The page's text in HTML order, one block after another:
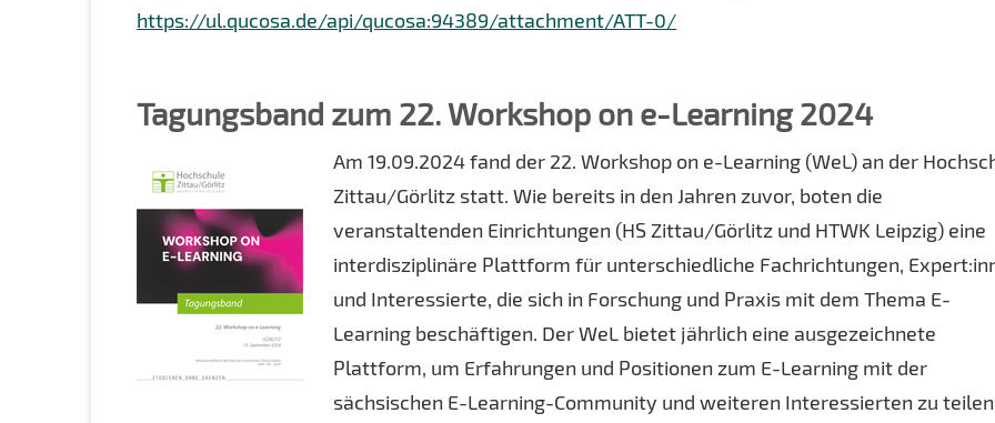
https://ul.qucosa.de/api/qucosa:94389/attachment/ATT-0/
Tagungsband zum 22. Workshop on e-Learning 2024
Am 19.09.2024 fand der 22. Workshop on e-Learning (WeL) an der
Zittau/Görlitz statt. Wie bereits in den Jahren zuvor, boten die
veranstaltenden Einrichtungen (HS Zittau/Görlitz und HTWK Leipzig) eine
interdisziplinäre Plattform für unterschiedliche Fachrichtungen,
und Interessierte, die sich in Forschung und Praxis mit dem Thema E-
Learning beschäftigen. Der WeL bietet jährlich eine ausgezeichnete
Plattform, um Erfahrungen und Positionen zum E-Learning mit der
sächsischen E-Learning-Community und weiteren Interessierten zu